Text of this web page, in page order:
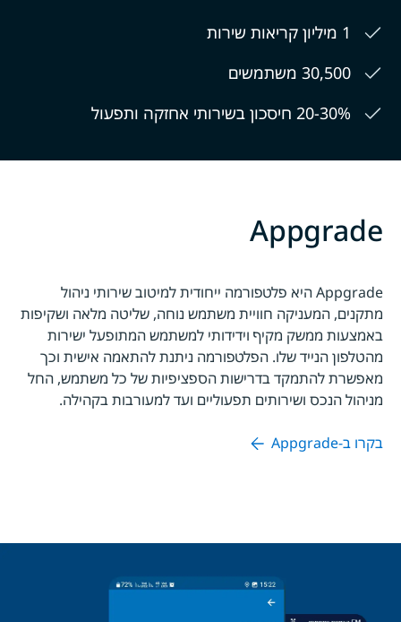
Appgrade
Appgrade היא פלטפורמה ייחודית למיטוב שירותי ניהול
מתקנים, המעניקה חוויית משתמש נוחה, שליטה מלאה ושקיפות
באמצעות ממשק מקיף וידידותי למשתמש המתופעל ישירות
מהטלפון הנייד שלו. הפלטפורמה ניתנת להתאמה אישית וכך
מאפשרת להתמקד בדרישות הספציפיות של כל משתמש, החל
מניהול הנכס ושירותים תפעוליים ועד למעורבות בקהילה.
בקרו ב-Appgrade
1 מיליון קריאות שירות
30,500 משתמשים
20-30% חיסכון בשירותי אחזקה ותפעול